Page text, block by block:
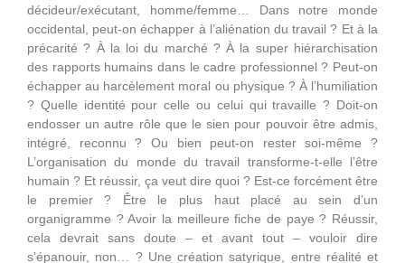
décideur/exécutant, homme/femme… Dans notre monde
occidental, peut-on échapper à l’aliénation du travail ? Et à la
précarité ? À la loi du marché ? À la super hiérarchisation
des rapports humains dans le cadre professionnel ? Peut-on
échapper au harcèlement moral ou physique ? À l’humiliation
? Quelle identité pour celle ou celui qui travaille ? Doit-on
endosser un autre rôle que le sien pour pouvoir être admis,
intégré, reconnu ? Ou bien peut-on rester soi-même ?
L’organisation du monde du travail transforme-t-elle l’être
humain ? Et réussir, ça veut dire quoi ? Est-ce forcément être
le premier ? Être le plus haut placé au sein d’un
organigramme ? Avoir la meilleure fiche de paye ? Réussir,
cela devrait sans doute – et avant tout – vouloir dire
s’épanouir, non… ? Une création satyrique, entre réalité et